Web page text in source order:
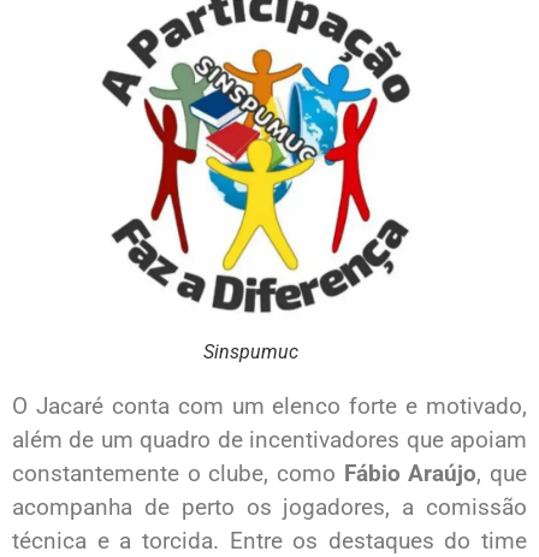
Sinspumuc
O Jacaré conta com um elenco forte e motivado,
além de um quadro de incentivadores que apoiam
constantemente o clube, como Fábio Araújo, que
acompanha de perto os jogadores, a comissão
técnica e a torcida. Entre os destaques do time